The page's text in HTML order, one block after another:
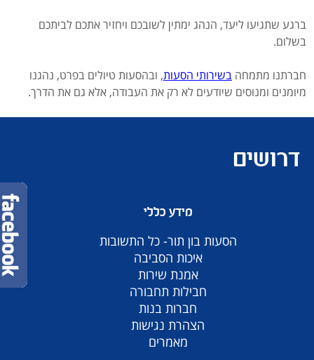
ברגע שתגיעו ליעד, הנהג ימתין לשובכם ויחזיר אתכם לביתכם
בשלום.
חברתנו מתמחהבשירותי הסעות, ובהסעות טיולים בפרט, נהגנו
מיומנים ומנוסים שיודעים לא רק את העבודה, אלא גם את הדרך.
דרושים
מידע כללי
הסעות בון תור- כל התשובות
איכות הסביבה
אמנת שירות
חבילות תחבורה
חברות בנות
הצהרת נגישות
מאמרים